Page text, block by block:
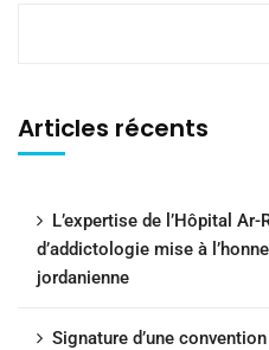
Articles récents
L’expertise de l’Hôpital
d’addictologie mise à
jordanienne
Signature d’une